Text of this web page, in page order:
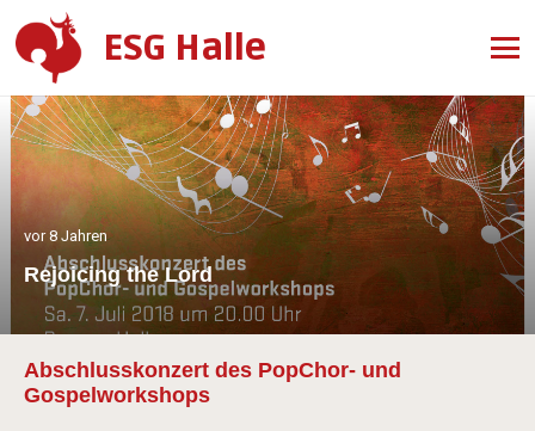
ESG Halle
vor 8 Jahren
Rejoicing the Lord
Abschlusskonzert des PopChor- und
Gospelworkshops